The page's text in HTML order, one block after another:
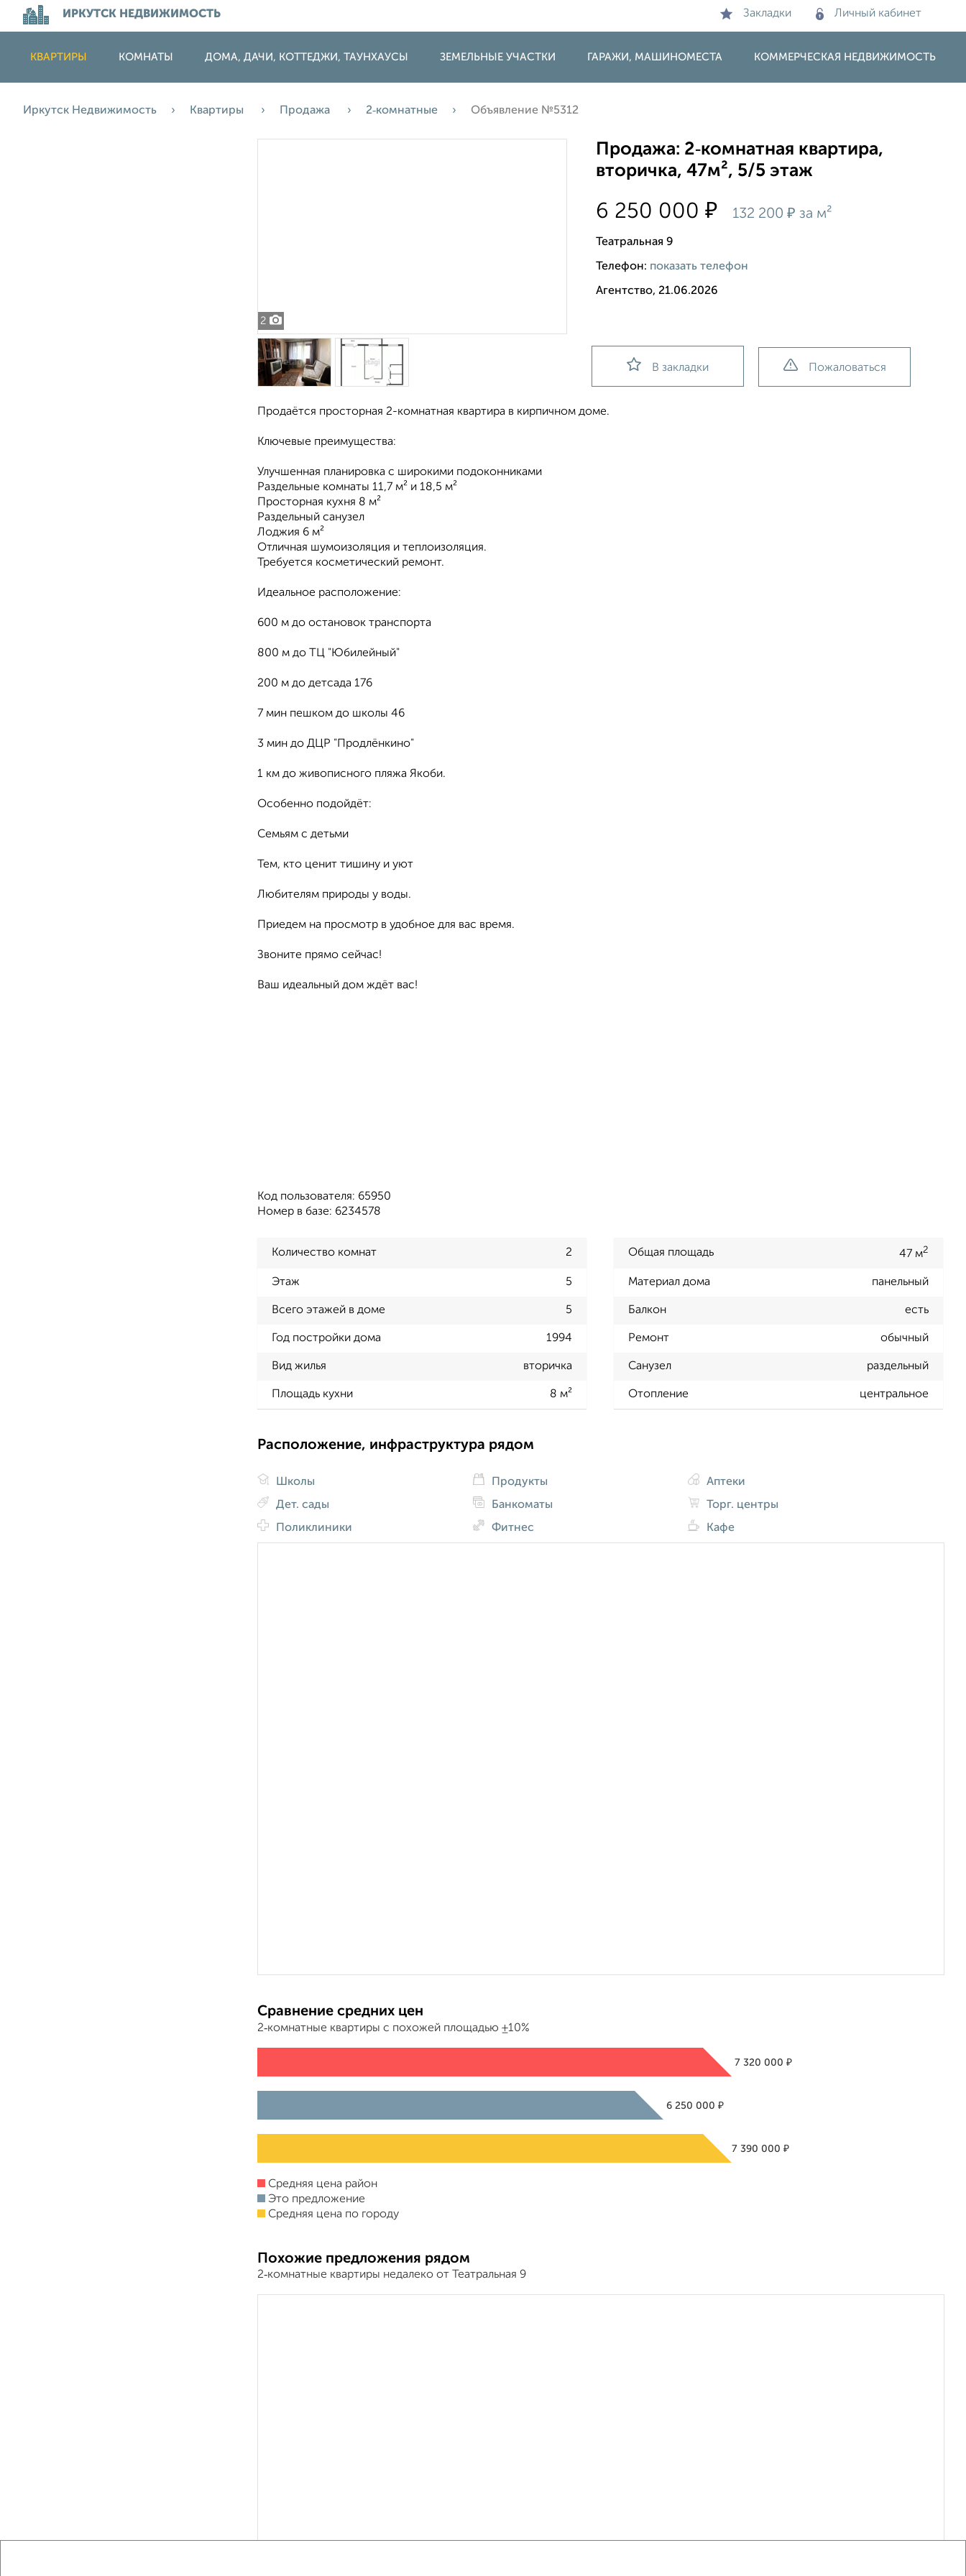
ИРКУТСК НЕДВИЖИМОСТЬ Закладки Личный кабинет
КВАРТИРЫ КОМНАТЫ ДОМА, ДАЧИ, КОТТЕДЖИ, ТАУНХАУСЫ ЗЕМЕЛЬНЫЕ УЧАСТКИ ГАРАЖИ, МАШИНОМЕСТА КОММЕРЧЕСКАЯ НЕДВИЖИМОСТЬ
Иркутск Недвижимость Квартиры Продажа 2‑комнатные Объявление №5312
2
Продажа: 2‑комнатная квартира,
вторичка, 47м², 5/5 этаж
6 250 000₽ 132 200₽ за м²
Театральная 9
Телефон: показать телефон
Агентство, 21.06.2026
В закладки Пожаловаться
Продаётся просторная 2-комнатная квартира в кирпичном доме.
Ключевые преимущества:
Улучшенная планировка с широкими подоконниками
Раздельные комнаты 11,7 м² и 18,5 м²
Просторная кухня 8 м²
Раздельный санузел
Лоджия 6 м²
Отличная шумоизоляция и теплоизоляция.
Требуется косметический ремонт.
Идеальное расположение:
600 м до остановок транспорта
800 м до ТЦ "Юбилейный"
200 м до детсада 176
7 мин пешком до школы 46
3 мин до ДЦР "Продлёнкино"
1 км до живописного пляжа Якоби.
Особенно подойдёт:
Семьям с детьми
Тем, кто ценит тишину и уют
Любителям природы у воды.
Приедем на просмотр в удобное для вас время.
Звоните прямо сейчас!
Ваш идеальный дом ждёт вас!
Код пользователя: 65950
Номер в базе: 6234578
Количество комнат 2 Общая площадь 47 м2
Этаж 5 Материал дома панельный
Всего этажей в доме 5 Балкон есть
Год постройки дома 1994 Ремонт обычный
Вид жилья вторичка Санузел раздельный
Площадь кухни 8 м² Отопление центральное
Расположение, инфраструктура рядом
Школы
Дет. сады
Поликлиники
Продукты
Банкоматы
Фитнес
Аптеки
Торг. центры
Кафе
Сравнение средних цен
2‑комнатные квартиры с похожей площадью ±10%
7 320 000₽
6 250 000 ₽
7 390 000₽
Средняя цена район
Это предложение
Средняя цена по городу
Похожие предложения рядом
2‑комнатные квартиры недалеко от Театральная 9